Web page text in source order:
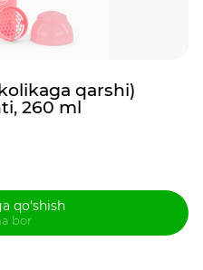
qarshi)
260 ml
qo‘shish
bor